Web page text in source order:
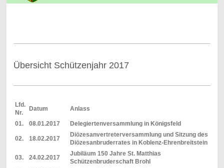
Übersicht Schützenjahr 2017
Lfd.
Nr.
Datum Anlass
01. 08.01.2017 Delegiertenversammlung in Königsfeld
02. 18.02.2017
Diözesanvertreterversammlung und Sitzung des
Diözesanbruderrates in Koblenz-Ehrenbreitstein
03. 24.02.2017
Jubiläum 150 Jahre St. Matthias
Schützenbruderschaft Brohl